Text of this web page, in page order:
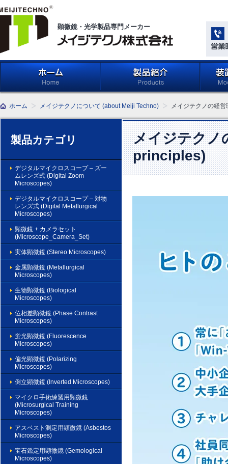
顕微鏡・光学製品専門メーカー
学系」
Light
ホーム メイジテクノについて (about Meiji Techno) メイジテクノの経
製品カテゴリ
デジタルマイクロスコープ – ズー
ムレンズ式 (Digital Zoom
Microscopes)
デジタルマイクロスコープ – 対物
レンズ式 (Digital Metallurgical
Microscopes)
顕微鏡 + カメラセット
(Microscope_Camera_Set)
実体顕微鏡 (Stereo Microscopes)
金属顕微鏡 (Metallurgical
Microscopes)
生物顕微鏡 (Biological
Microscopes)
位相差顕微鏡 (Phase Contrast
Microscopes)
蛍光顕微鏡 (Fluorescence
Microscopes)
偏光顕微鏡 (Polarizing
Microscopes)
倒立顕微鏡 (Inverted Microscopes)
マイクロ手術練習用顕微鏡
(Microsurgical Training
Microscopes)
アスベスト測定用顕微鏡 (Asbestos
Microscopes)
宝石鑑定用顕微鏡 (Gemological
Microscopes)
メイジテクノ
principles)